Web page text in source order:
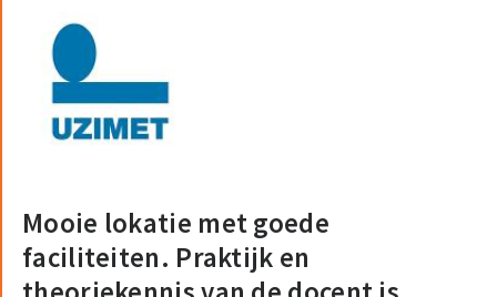
Mooie lokatie met goede
faciliteiten. Praktijk en